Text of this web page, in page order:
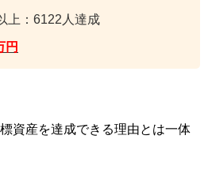
上：6122人達成
円
資産を達成できる理由とは一体